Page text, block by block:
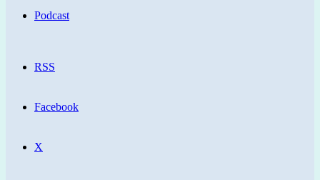
Podcast
RSS
Facebook
X